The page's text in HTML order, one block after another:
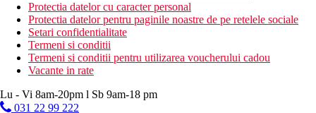
Activitati contra cost
teren de tenis
sporturi acvatice pe plaja
fitness
Mese
Demipensiune
Mic dejun si cina tip bufet
Protectia datelor cu caracter personal
Protectia datelor pentru paginile noastre de pe retelele sociale
Setari confidentialitate
Termeni si conditii
Termeni si conditii pentru utilizarea voucherului cadou
Vacante in rate
Lu - Vi 8am-20pm l Sb 9am-18 pm
031 22 99 222